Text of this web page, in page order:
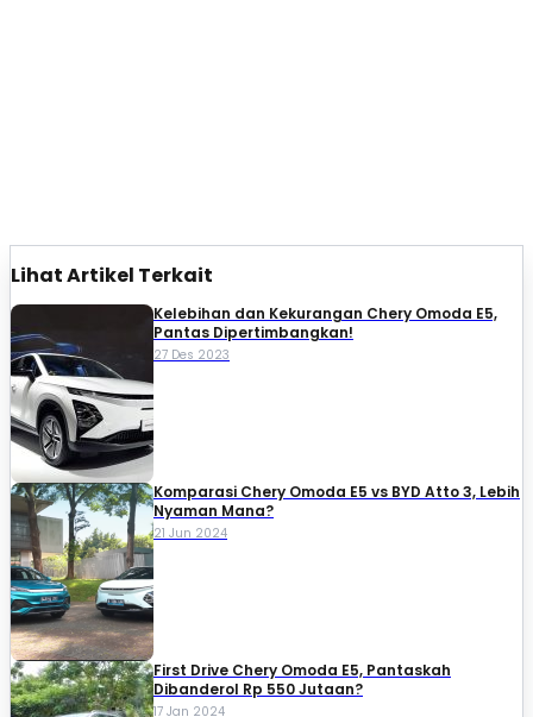
Lihat Artikel Terkait
Kelebihan dan Kekurangan Chery Omoda E5,
Pantas Dipertimbangkan!
27 Des 2023
Komparasi Chery Omoda E5 vs BYD Atto 3, Lebih
Nyaman Mana?
21 Jun 2024
First Drive Chery Omoda E5, Pantaskah
Dibanderol Rp 550 Jutaan?
17 Jan 2024